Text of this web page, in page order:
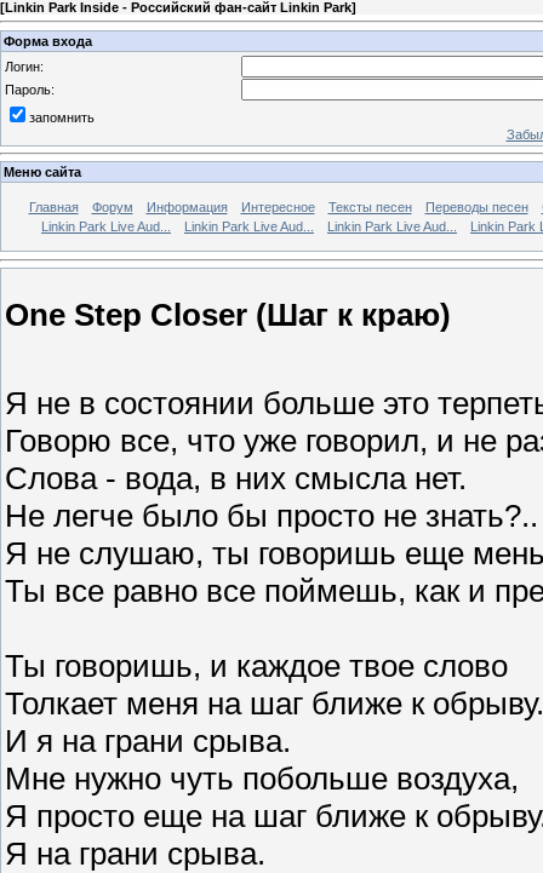
[Linkin Park Inside - Российский фан-сайт Linkin Park]
Форма входа
Логин:
Пароль:
запомнить
Меню сайта
Главная Форум Информация Интересное Тексты песен Переводы песен
Linkin Park Live Aud...
Linkin Park Live Aud... Linkin Park Live Aud... Linkin Park
One Step Closer (Шаг к краю)
Я не в состоянии больше это
Говорю все, что уже говорил, и не
Слова - вода, в них смысла нет.
Не легче было бы просто не знать?..
Я не слушаю, ты говоришь еще
Ты все равно все поймешь, как и
Ты говоришь, и каждое твое слово
Толкает меня на шаг ближе к обрыву.
И я на грани срыва.
Мне нужно чуть побольше воздуха,
Я просто еще на шаг ближе к
Я на грани срыва.